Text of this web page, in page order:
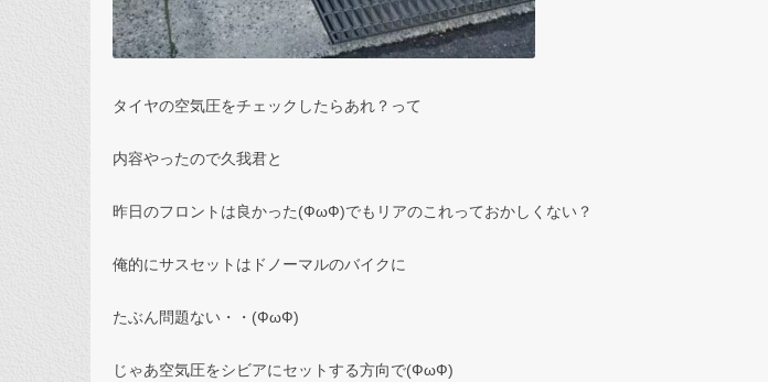
タイヤの空気圧をチェックしたらあれ？って
内容やったので久我君と
昨日のフロントは良かった(ФωФ)でもリアのこれっておかしくない？
俺的にサスセットはドノーマルのバイクに
たぶん問題ない・・(ФωФ)
じゃあ空気圧をシビアにセットする方向で(ФωФ)